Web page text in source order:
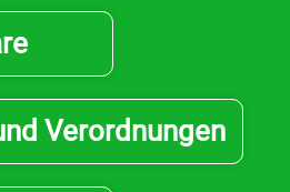
Verordnungen